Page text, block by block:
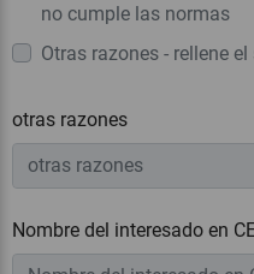
no cumple las normas
Otras razones - rellene
otras razones
Nombre del interesado en